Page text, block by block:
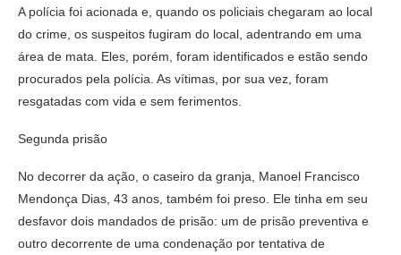
A polícia foi acionada e, quando os policiais chegaram ao local
do crime, os suspeitos fugiram do local, adentrando em uma
área de mata. Eles, porém, foram identificados e estão sendo
procurados pela polícia. As vítimas, por sua vez, foram
resgatadas com vida e sem ferimentos.
Segunda prisão
No decorrer da ação, o caseiro da granja, Manoel Francisco
Mendonça Dias, 43 anos, também foi preso. Ele tinha em seu
desfavor dois mandados de prisão: um de prisão preventiva e
outro decorrente de uma condenação por tentativa de